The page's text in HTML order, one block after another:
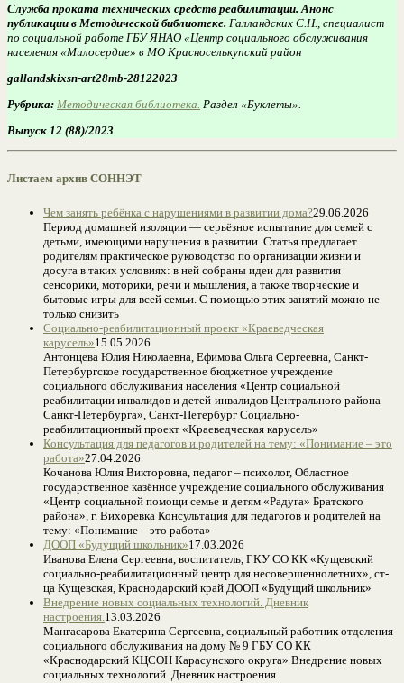
Служба проката технических средств реабилитации. Анонс
публикации в Методической библиотеке. Галландских С.Н., специалист
по социальной работе ГБУ ЯНАО «Центр социального обслуживания
населения «Милосердие» в МО Красноселькупский район
gallandskixsn-art28mb-28122023
Рубрика: Методическая библиотека. Раздел «Буклеты».
Выпуск 12 (88)/2023
Листаем архив СОННЭТ
Чем занять ребёнка с нарушениями в развитии дома?29.06.2026
Период домашней изоляции — серьёзное испытание для семей с
детьми, имеющими нарушения в развитии. Статья предлагает
родителям практическое руководство по организации жизни и
досуга в таких условиях: в ней собраны идеи для развития
сенсорики, моторики, речи и мышления, а также творческие и
бытовые игры для всей семьи. С помощью этих занятий можно не
только снизить
Социально-реабилитационный проект «Краеведческая
карусель»15.05.2026
Антонцева Юлия Николаевна, Ефимова Ольга Сергеевна, Санкт-
Петербургское государственное бюджетное учреждение
социального обслуживания населения «Центр социальной
реабилитации инвалидов и детей-инвалидов Центрального района
Санкт-Петербурга», Санкт-Петербург Социально-
реабилитационный проект «Краеведческая карусель»
Консультация для педагогов и родителей на тему: «Понимание – это
работа»27.04.2026
Кочанова Юлия Викторовна, педагог – психолог, Областное
государственное казённое учреждение социального обслуживания
«Центр социальной помощи семье и детям «Радуга» Братского
района», г. Вихоревка Консультация для педагогов и родителей на
тему: «Понимание – это работа»
ДООП «Будущий школьник»17.03.2026
Иванова Елена Сергеевна, воспитатель, ГКУ СО КК «Кущевский
социально-реабилитационный центр для несовершеннолетних», ст-
ца Кущевская, Краснодарский край ДООП «Будущий школьник»
Внедрение новых социальных технологий. Дневник
настроения.13.03.2026
Мангасарова Екатерина Сергеевна, социальный работник отделения
социального обслуживания на дому № 9 ГБУ СО КК
«Краснодарский КЦСОН Карасунского округа» Внедрение новых
социальных технологий. Дневник настроения.